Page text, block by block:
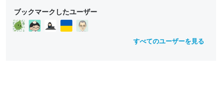
ll
o
w
ll
o
w
ブックマークしたユーザー
すべてのユーザーを見る